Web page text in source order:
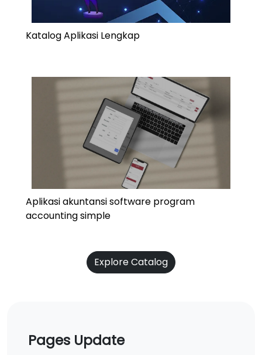
Katalog Aplikasi Lengkap
Aplikasi akuntansi software program
accounting simple
Explore Catalog
Pages Update